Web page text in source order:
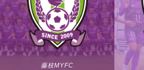
藤枝MYFC